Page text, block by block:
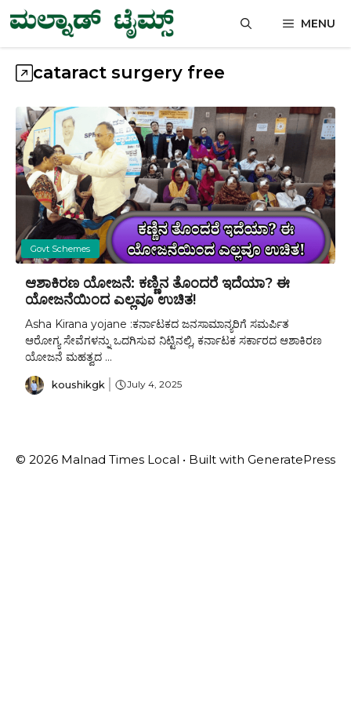
Skip
to
content
MENU
cataract surgery free
Govt Schemes
ಆಶಾಕಿರಣ ಯೋಜನೆ: ಕಣ್ಣಿನ ತೊಂದರೆ ಇದೆಯಾ? ಈ
ಯೋಜನೆಯಿಂದ ಎಲ್ಲವೂ ಉಚಿತ!
Asha Kirana yojane :ಕರ್ನಾಟಕದ ಜನಸಾಮಾನ್ಯರಿಗೆ ಸಮರ್ಪಿತ
ಆರೋಗ್ಯ ಸೇವೆಗಳನ್ನು ಒದಗಿಸುವ ನಿಟ್ಟಿನಲ್ಲಿ, ಕರ್ನಾಟಕ ಸರ್ಕಾರದ ಆಶಾಕಿರಣ
ಯೋಜನೆ ಮಹತ್ವದ ...
koushikgk July 4, 2025
© 2026 Malnad Times Local • Built with GeneratePress